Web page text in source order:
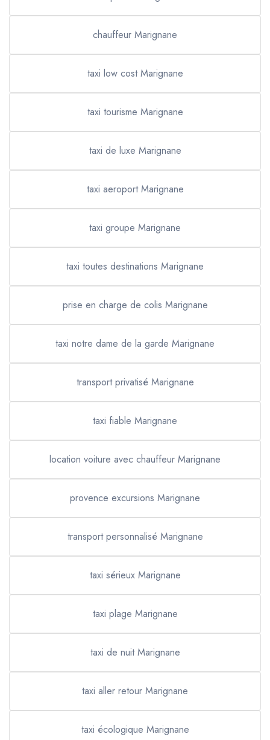
chauffeur Marignane
taxi low cost Marignane
taxi tourisme Marignane
taxi de luxe Marignane
taxi aeroport Marignane
taxi groupe Marignane
taxi toutes destinations Marignane
prise en charge de colis Marignane
taxi notre dame de la garde Marignane
transport privatisé Marignane
taxi fiable Marignane
location voiture avec chauffeur Marignane
provence excursions Marignane
transport personnalisé Marignane
taxi sérieux Marignane
taxi plage Marignane
taxi de nuit Marignane
taxi aller retour Marignane
taxi écologique Marignane